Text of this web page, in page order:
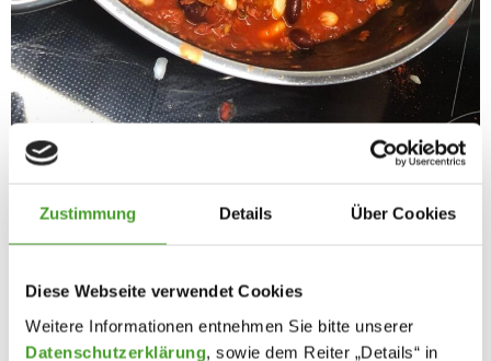
Zustimmung Details Über Cookies
Diese Webseite verwendet Cookies
Weitere Informationen entnehmen Sie bitte unserer
Datenschutzerklärung, sowie dem Reiter „Details“ in